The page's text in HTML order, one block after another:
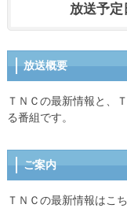
放送予定
放送概要
ＴＮＣの最新情報と、
る番組です。
ご案内
ＴＮＣの最新情報はこ